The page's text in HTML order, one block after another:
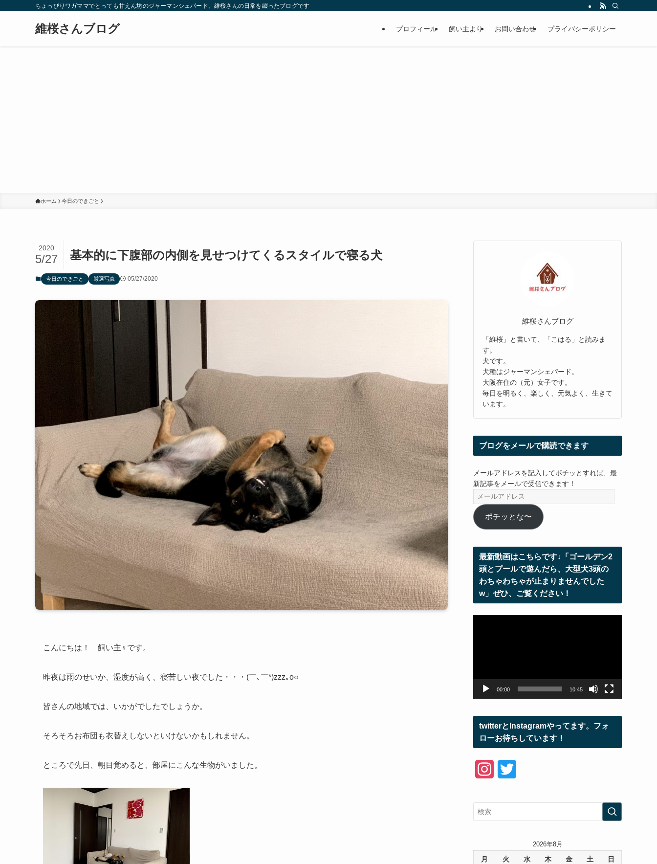
ちょっぴりワガママでとっても甘えん坊のジャーマンシェパード、維桜さんの日常を綴ったブログです
維桜さんブログ プロフィール 飼い主より お問い合わせ プライバシーポリシー
ホーム 今日のできごと
基本的に下腹部の内側を見せつけてくるスタイルで寝る犬
2020
5/27
今日のできごと 厳選写真 05/27/2020
こんにちは！ 飼い主♀です。
昨夜は雨のせいか、湿度が高く、寝苦しい夜でした・・・(￣､￣*)zzz｡o○
皆さんの地域では、いかがでしたでしょうか。
そろそろお布団も衣替えしないといけないかもしれません。
ところで先日、朝目覚めると、部屋にこんな生物がいました。
維桜さんブログ
「維桜」と書いて、「こはる」と読みま
す。
犬です。
犬種はジャーマンシェパード。
大阪在住の（元）女子です。
毎日を明るく、楽しく、元気よく、生きて
います。
ブログをメールで購読できます
メールアドレスを記入してポチッとすれば、最
新記事をメールで受信できます！
ー
ル
ア
レ
ス
ポチッとな〜
最新動画はこちらです↓「ゴールデン2
頭とプールで遊んだら、大型犬3頭の
わちゃわちゃが止まりませんでした
w」ぜひ、ご覧ください！
00:00 10:45
twitterとInstagramやってます。フォ
ローお待ちしています！
2026年8月
月 火 水 木 金 土 日